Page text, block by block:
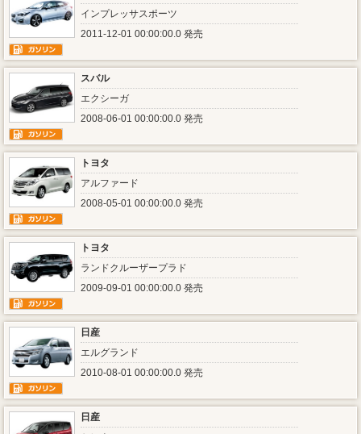
インプレッサスポーツ
2011-12-01 00:00:00.0 発売
スバル
エクシーガ
2008-06-01 00:00:00.0 発売
トヨタ
アルファード
2008-05-01 00:00:00.0 発売
トヨタ
ランドクルーザープラド
2009-09-01 00:00:00.0 発売
日産
エルグランド
2010-08-01 00:00:00.0 発売
日産